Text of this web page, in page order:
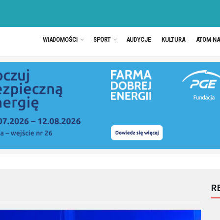
WIADOMOŚCI SPORT AUDYCJE KULTURA ATOM